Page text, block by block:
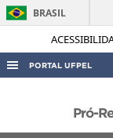
BRASIL
PORTAL UFPEL
AUDITORIAPró-